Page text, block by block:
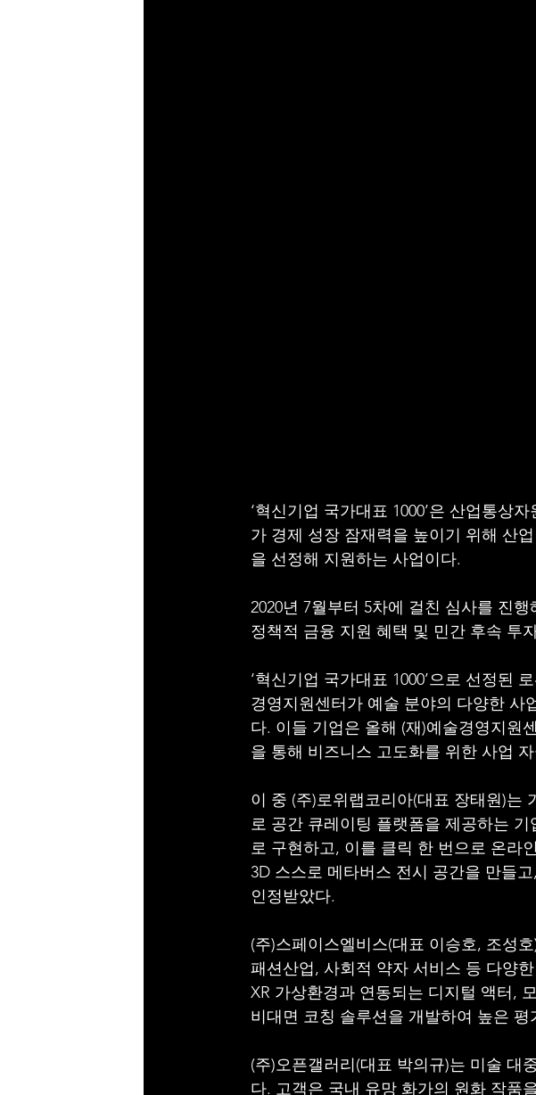
‘혁신기업 국가대표 1000’은 산업통상
가 경제 성장 잠재력을 높이기 위해 산
을 선정해 지원하는 사업이다.
2020년 7월부터 5차에 걸친 심사를 진
정책적 금융 지원 혜택 및 민간 후속 투
‘혁신기업 국가대표 1000’으로 선정된
경영지원센터가 예술 분야의 다양한 사
다. 이들 기업은 올해 (재)예술경영지원
을 통해 비즈니스 고도화를 위한 사업
이 중 (주)로위랩코리아(대표 장태원)는
로 공간 큐레이팅 플랫폼을 제공하는
로 구현하고, 이를 클릭 한 번으로 온라
3D 스스로 메타버스 전시 공간을 만들
인정받았다.
(주)스페이스엘비스(대표 이승호, 조성
패션산업, 사회적 약자 서비스 등 다양
XR 가상환경과 연동되는 디지털 액터,
비대면 코칭 솔루션을 개발하여 높은 평
(주)오픈갤러리(대표 박의규)는 미술 대
다. 고객은 국내 유망 화가의 원화 작품